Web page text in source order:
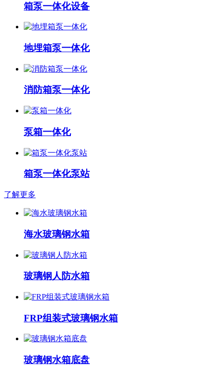
箱泵一体化设备
地埋箱泵一体化
消防箱泵一体化
泵箱一体化
箱泵一体化泵站
了解更多
海水玻璃钢水箱
玻璃钢人防水箱
FRP组装式玻璃钢水箱
玻璃钢水箱底盘